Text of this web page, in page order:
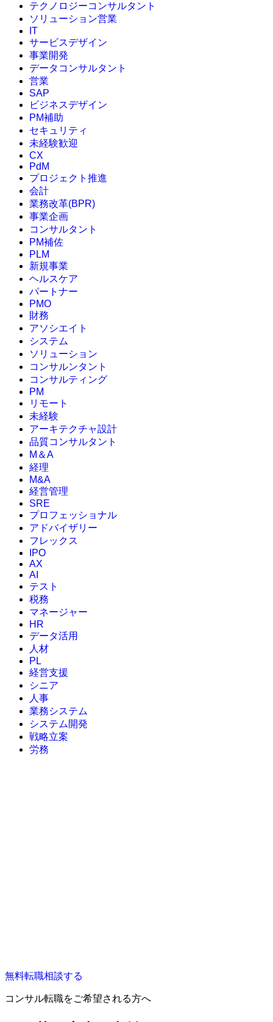
テクノロジーコンサルタント
ソリューション営業
IT
サービスデザイン
事業開発
データコンサルタント
営業
SAP
ビジネスデザイン
PM補助
セキュリティ
未経験歓迎
CX
PdM
プロジェクト推進
会計
業務改革(BPR)
事業企画
コンサルタント
PM補佐
PLM
新規事業
ヘルスケア
パートナー
PMO
財務
アソシエイト
システム
ソリューション
コンサルンタント
コンサルティング
PM
リモート
未経験
アーキテクチャ設計
品質コンサルタント
M＆A
経理
M&A
経営管理
SRE
プロフェッショナル
アドバイザリー
フレックス
IPO
AX
AI
テスト
税務
マネージャー
HR
データ活用
人材
PL
経営支援
シニア
人事
業務システム
システム開発
戦略立案
労務
無料転職相談する
コンサル転職をご希望される方へ